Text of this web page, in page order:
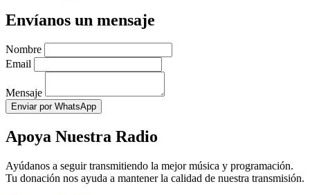
Envíanos un mensaje
Nombre
Email
Mensaje
Enviar por WhatsApp
Apoya Nuestra Radio
Ayúdanos a seguir transmitiendo la mejor música y programación.
Tu donación nos ayuda a mantener la calidad de nuestra transmisión.